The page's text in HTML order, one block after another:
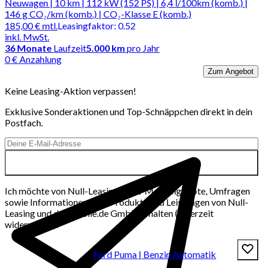
Neuwagen | 10 km | 112 kW (152 PS) | 6,4 l/100km (komb.) |
146 g CO₂/km (komb.) | CO₂-Klasse E (komb.)
185,00 €mtl.
inkl. MwSt.
Leasingfaktor: 0.52
36 Monate Laufzeit5.000 km pro Jahr
0 € Anzahlung
Zum Angebot
Keine Leasing-Aktion verpassen!
Exklusive Sonderaktionen und Top-Schnäppchen direkt in dein
Postfach.
Ich möchte von Null-Leasing per E-Mail Angebote, Umfragen
sowie Informationen über Produkte und Leistungen von Null-
Leasing und der mobile.de GmbH erhalten (jederzeit
widerrufbar).
Ford Puma | Benzin Automatik